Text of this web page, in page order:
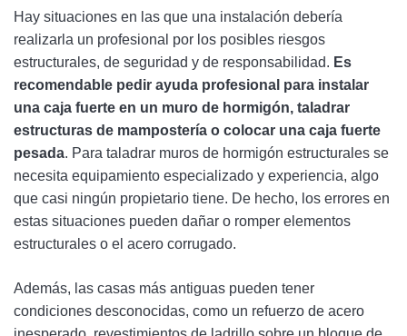
Hay situaciones en las que una instalación debería
realizarla un profesional por los posibles riesgos
estructurales, de seguridad y de responsabilidad. Es
recomendable pedir ayuda profesional para instalar
una caja fuerte en un muro de hormigón, taladrar
estructuras de mampostería o colocar una caja fuerte
pesada. Para taladrar muros de hormigón estructurales se
necesita equipamiento especializado y experiencia, algo
que casi ningún propietario tiene. De hecho, los errores en
estas situaciones pueden dañar o romper elementos
estructurales o el acero corrugado.
Además, las casas más antiguas pueden tener
condiciones desconocidas, como un refuerzo de acero